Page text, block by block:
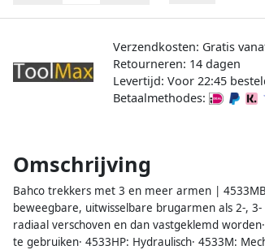
Verzendkosten: Gratis
Retourneren: 14 dagen
Levertijd: Voor 22:45
Betaalmethodes:
Omschrijving
Bahco trekkers met 3 en meer armen |
beweegbare, uitwisselbare brugarmen als 2-,
radiaal verschoven en dan vastgeklemd
te gebruiken· 4533HP: Hydraulisch· 4533M: